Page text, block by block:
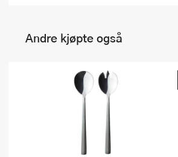
Andre kjøpte også